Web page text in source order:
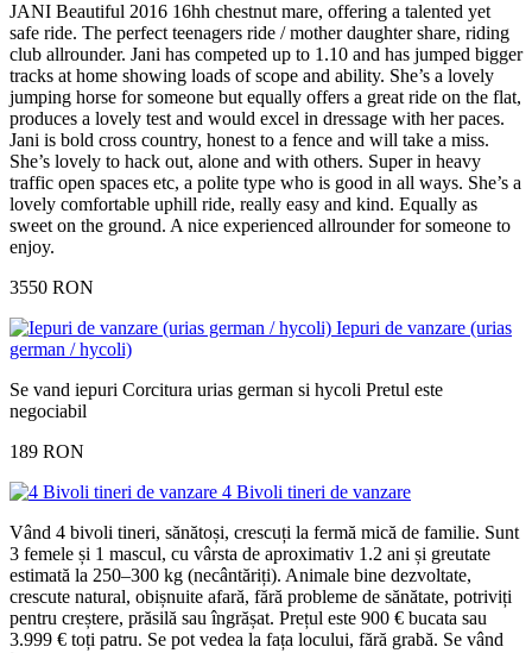
JANI Beautiful 2016 16hh chestnut mare, offering a talented yet
safe ride. The perfect teenagers ride / mother daughter share, riding
club allrounder. Jani has competed up to 1.10 and has jumped bigger
tracks at home showing loads of scope and ability. She’s a lovely
jumping horse for someone but equally offers a great ride on the flat,
produces a lovely test and would excel in dressage with her paces.
Jani is bold cross country, honest to a fence and will take a miss.
She’s lovely to hack out, alone and with others. Super in heavy
traffic open spaces etc, a polite type who is good in all ways. She’s a
lovely comfortable uphill ride, really easy and kind. Equally as
sweet on the ground. A nice experienced allrounder for someone to
enjoy.
3550 RON
Iepuri de vanzare (urias
german / hycoli)
Se vand iepuri Corcitura urias german si hycoli Pretul este
negociabil
189 RON
4 Bivoli tineri de vanzare
Vând 4 bivoli tineri, sănătoși, crescuți la fermă mică de familie. Sunt
3 femele și 1 mascul, cu vârsta de aproximativ 1.2 ani și greutate
estimată la 250–300 kg (necântăriți). Animale bine dezvoltate,
crescute natural, obișnuite afară, fără probleme de sănătate, potriviți
pentru creștere, prăsilă sau îngrășat. Prețul este 900 € bucata sau
3.999 € toți patru. Se pot vedea la fața locului, fără grabă. Se vând